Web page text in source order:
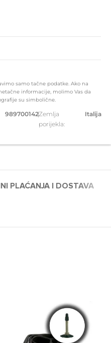
samo tačne podatke. Ako na
informacije, molimo Vas da
su simbolične.
989700142|Zemlja
porijekla:
Italija
PLAĆANJA I DOSTAVA